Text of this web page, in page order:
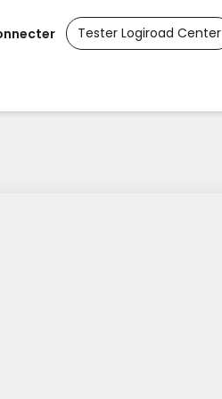
Tester Logiroad Center